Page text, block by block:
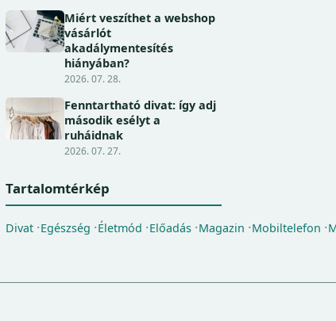
Miért veszíthet a webshop
vásárlót
akadálymentesítés
hiányában?
2026. 07. 28.
Fenntartható divat: így adj
második esélyt a
ruháidnak
2026. 07. 27.
Tartalomtérkép
Divat Egészség Életmód Előadás Magazin Mobiltelefon